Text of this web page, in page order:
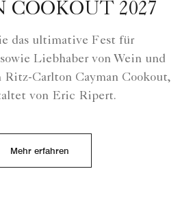
COOKOUT 2027
das ultimative Fest für
Liebhaber von Wein und
Carlton Cayman Cookout,
von Eric Ripert.
Mehr erfahren